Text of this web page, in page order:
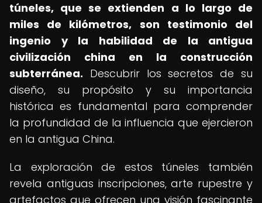
túneles, que se extienden a lo largo de
miles de kilómetros, son testimonio del
ingenio y la habilidad de la antigua
civilización china en la construcción
subterránea. Descubrir los secretos de su
diseño, su propósito y su importancia
histórica es fundamental para comprender
la profundidad de la influencia que ejercieron
en la antigua China.
La exploración de estos túneles también
revela antiguas inscripciones, arte rupestre y
artefactos que ofrecen una visión fascinante